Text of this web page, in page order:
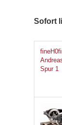
Sofort
Spur 1